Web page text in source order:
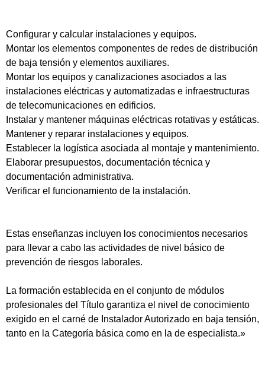
Configurar y calcular instalaciones y equipos.
Montar los elementos componentes de redes de distribución
de baja tensión y elementos auxiliares.
Montar los equipos y canalizaciones asociados a las
instalaciones eléctricas y automatizadas e infraestructuras
de telecomunicaciones en edificios.
Instalar y mantener máquinas eléctricas rotativas y estáticas.
Mantener y reparar instalaciones y equipos.
Establecer la logística asociada al montaje y mantenimiento.
Elaborar presupuestos, documentación técnica y
documentación administrativa.
Verificar el funcionamiento de la instalación.
Estas enseñanzas incluyen los conocimientos necesarios
para llevar a cabo las actividades de nivel básico de
prevención de riesgos laborales.
La formación establecida en el conjunto de módulos
profesionales del Título garantiza el nivel de conocimiento
exigido en el carné de Instalador Autorizado en baja tensión,
tanto en la Categoría básica como en la de especialista.»